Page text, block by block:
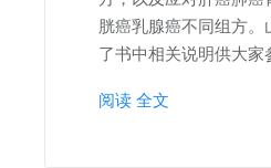
胱癌乳腺癌不同组方。
了书中相关说明供大家
阅读 全文